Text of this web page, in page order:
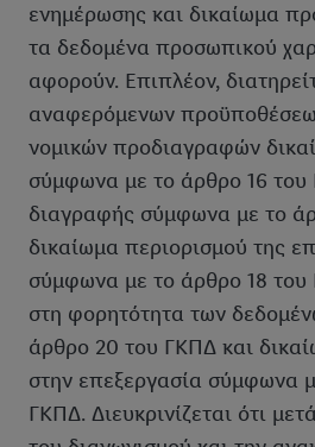
ενημέρωσης και δικαίωμα
τα δεδομένα προσωπικού
αφορούν. Επιπλέον,
αναφερόμενων
νομικών προδιαγραφών
σύμφωνα με το άρθρο 16 του
διαγραφής σύμφωνα με το
δικαίωμα περιορισμού της
σύμφωνα με το άρθρο 18 του
στη φορητότητα των
άρθρο 20 του ΓΚΠΔ και
στην επεξεργασία σύμφωνα
ΓΚΠΔ. Διευκρινίζεται ότι